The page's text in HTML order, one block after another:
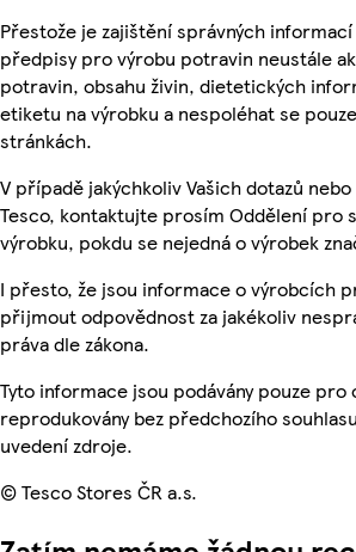
Přestože je zajištění správných
předpisy pro výrobu potravin neustále
potravin, obsahu živin, dietetických
etiketu na výrobku a nespoléhat se
stránkách.
V případě jakýchkoliv Vašich dotazů
Tesco, kontaktujte prosím Oddělení pro
výrobku, pokdu se nejedná o výrobek
I přesto, že jsou informace o výrobcích
přijmout odpovědnost za jakékoliv
práva dle zákona.
Tyto informace jsou podávány pouze
reprodukovány bez předchozího
uvedení zdroje.
© Tesco Stores ČR a.s.